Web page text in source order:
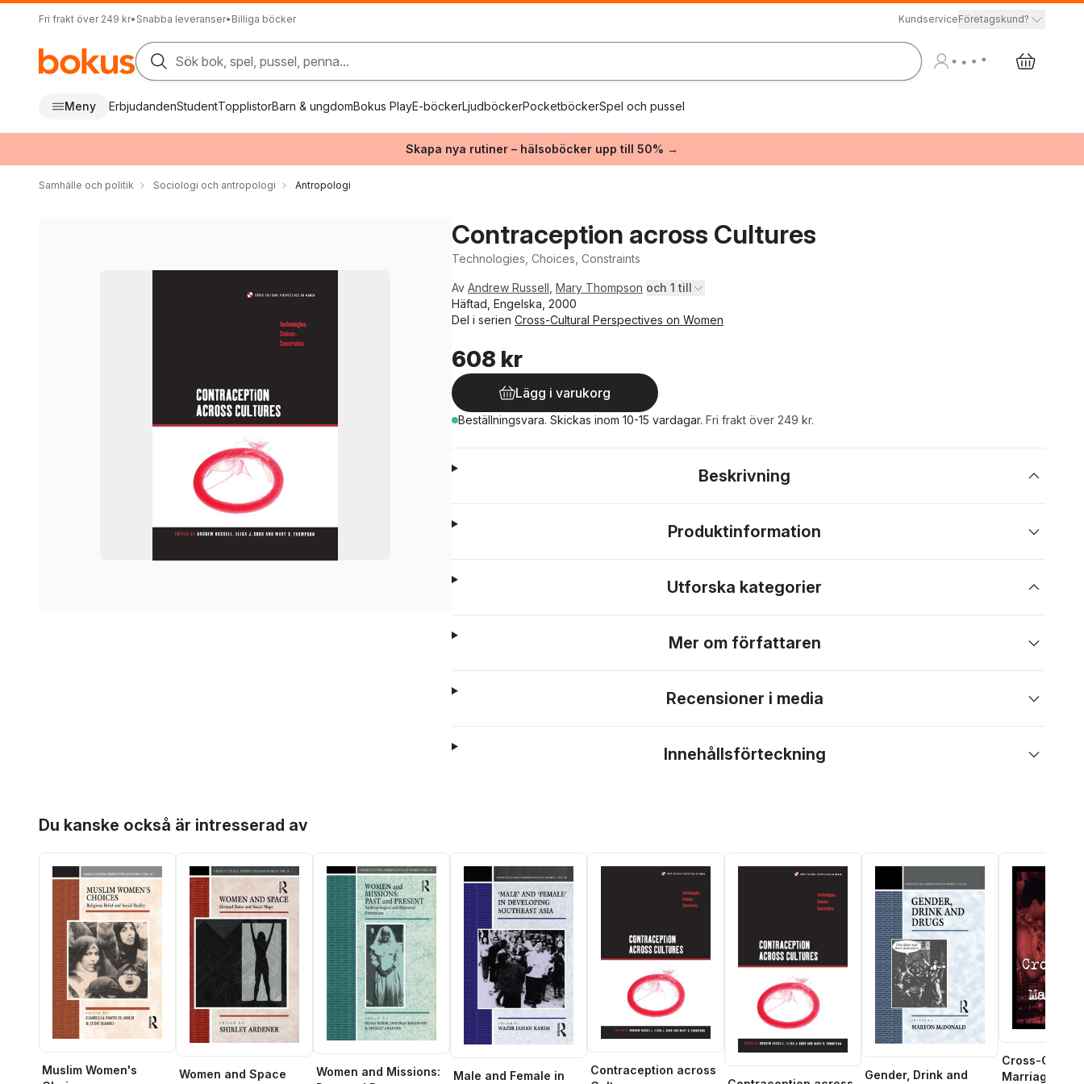
Fri frakt över 249 kr• Snabba leveranser• Billiga böcker KundserviceFöretagskund?
Sök bok, spel, pussel, penna...
Meny ErbjudandenStudentTopplistorBarn & ungdomBokus PlayE-böckerLjudböckerPocketböckerSpel och pussel
Skapa nya rutiner – hälsoböcker upp till 50% →
Samhälle och politik Sociologi och antropologi Antropologi
Contraception across Cultures
Technologies, Choices, Constraints
Av Andrew Russell Mary Thompson och 1 till
Häftad, Engelska, 2000
Del i serien Cross-Cultural Perspectives on Women
608 kr
Lägg i varukorg
Beställningsvara. Skickas inom 10-15 vardagar. Fri frakt över 249 kr.
Beskrivning
Produktinformation
Utforska kategorier
Mer om författaren
Recensioner i media
Innehållsförteckning
Du kanske också är intresserad av
Muslim Women's
Women and Space
Women and Missions:
Male and Female in
Contraception across
Gender, Drink and
Cross-
Marriage